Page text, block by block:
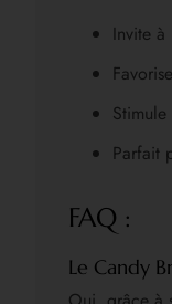
Invite
Parfait
FAQ :
Le Candy